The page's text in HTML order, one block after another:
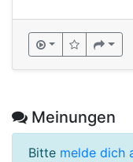
Meinungen
Bitte melde dich